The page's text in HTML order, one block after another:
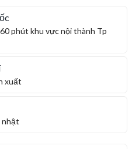
phút khu vực nội thành Tp
xuất
nhật